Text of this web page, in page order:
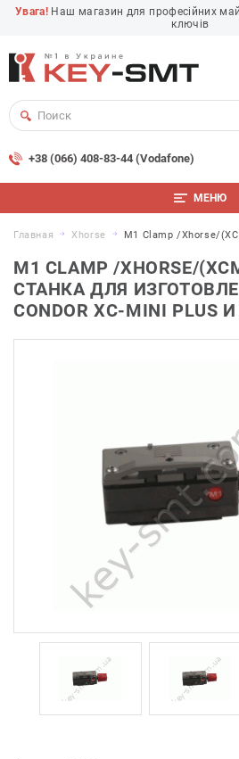
Увага! Наш магазин для професійних
ключів
+38 (066) 408-83-44 (Vodafone)
МЕНЮ
Главная Xhorse M1 Clamp /Xhorse/
M1 CLAMP /XHORSE/
СТАНКА ДЛЯ
CONDOR XC-MINI PLUS